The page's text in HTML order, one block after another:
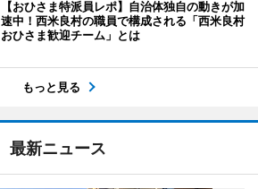
【おひさま特派員レポ】自治体独自の動きが加
速中！西米良村の職員で構成される「西米良村
おひさま歓迎チーム」とは
もっと見る
最新ニュース